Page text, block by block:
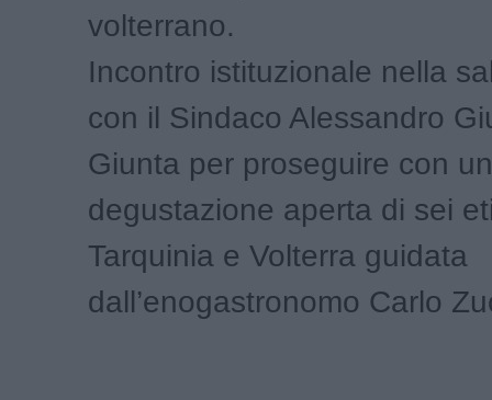
volterrano.
Incontro istituzionale nella
con il Sindaco Alessandro
Giunta per proseguire con
degustazione aperta di sei
Tarquinia e Volterra guidata
dall’enogastronomo Carlo